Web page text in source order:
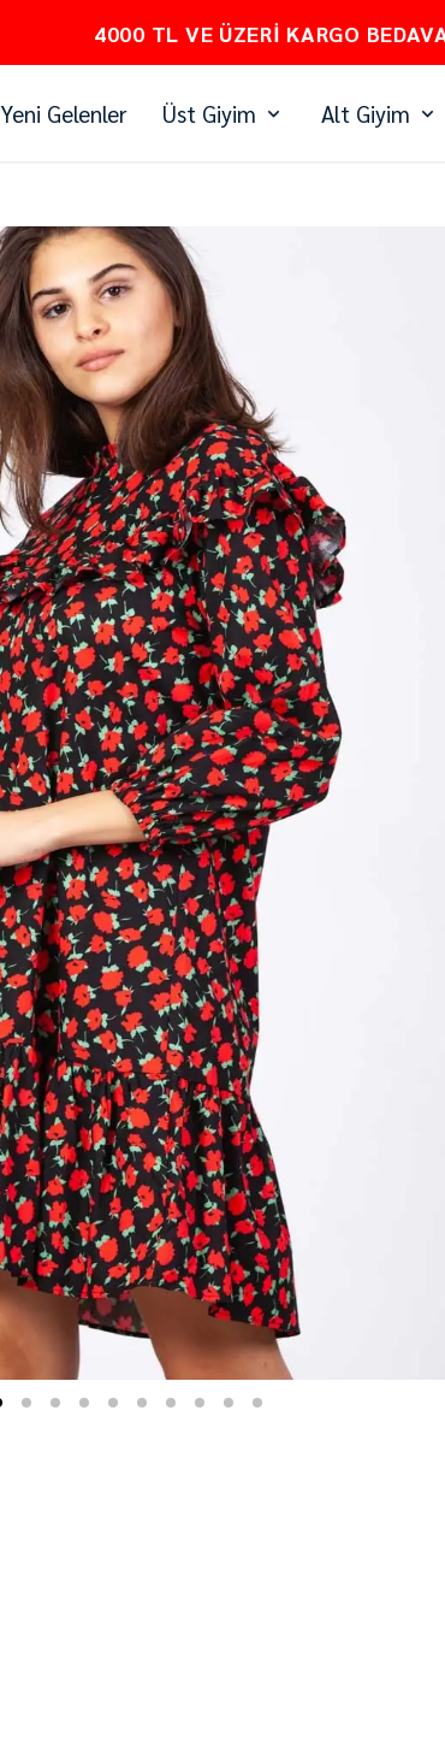
PEŞİN FİYATINA 3 TAKSİT
Yeni Gelenler Üst Giyim Alt Giyim